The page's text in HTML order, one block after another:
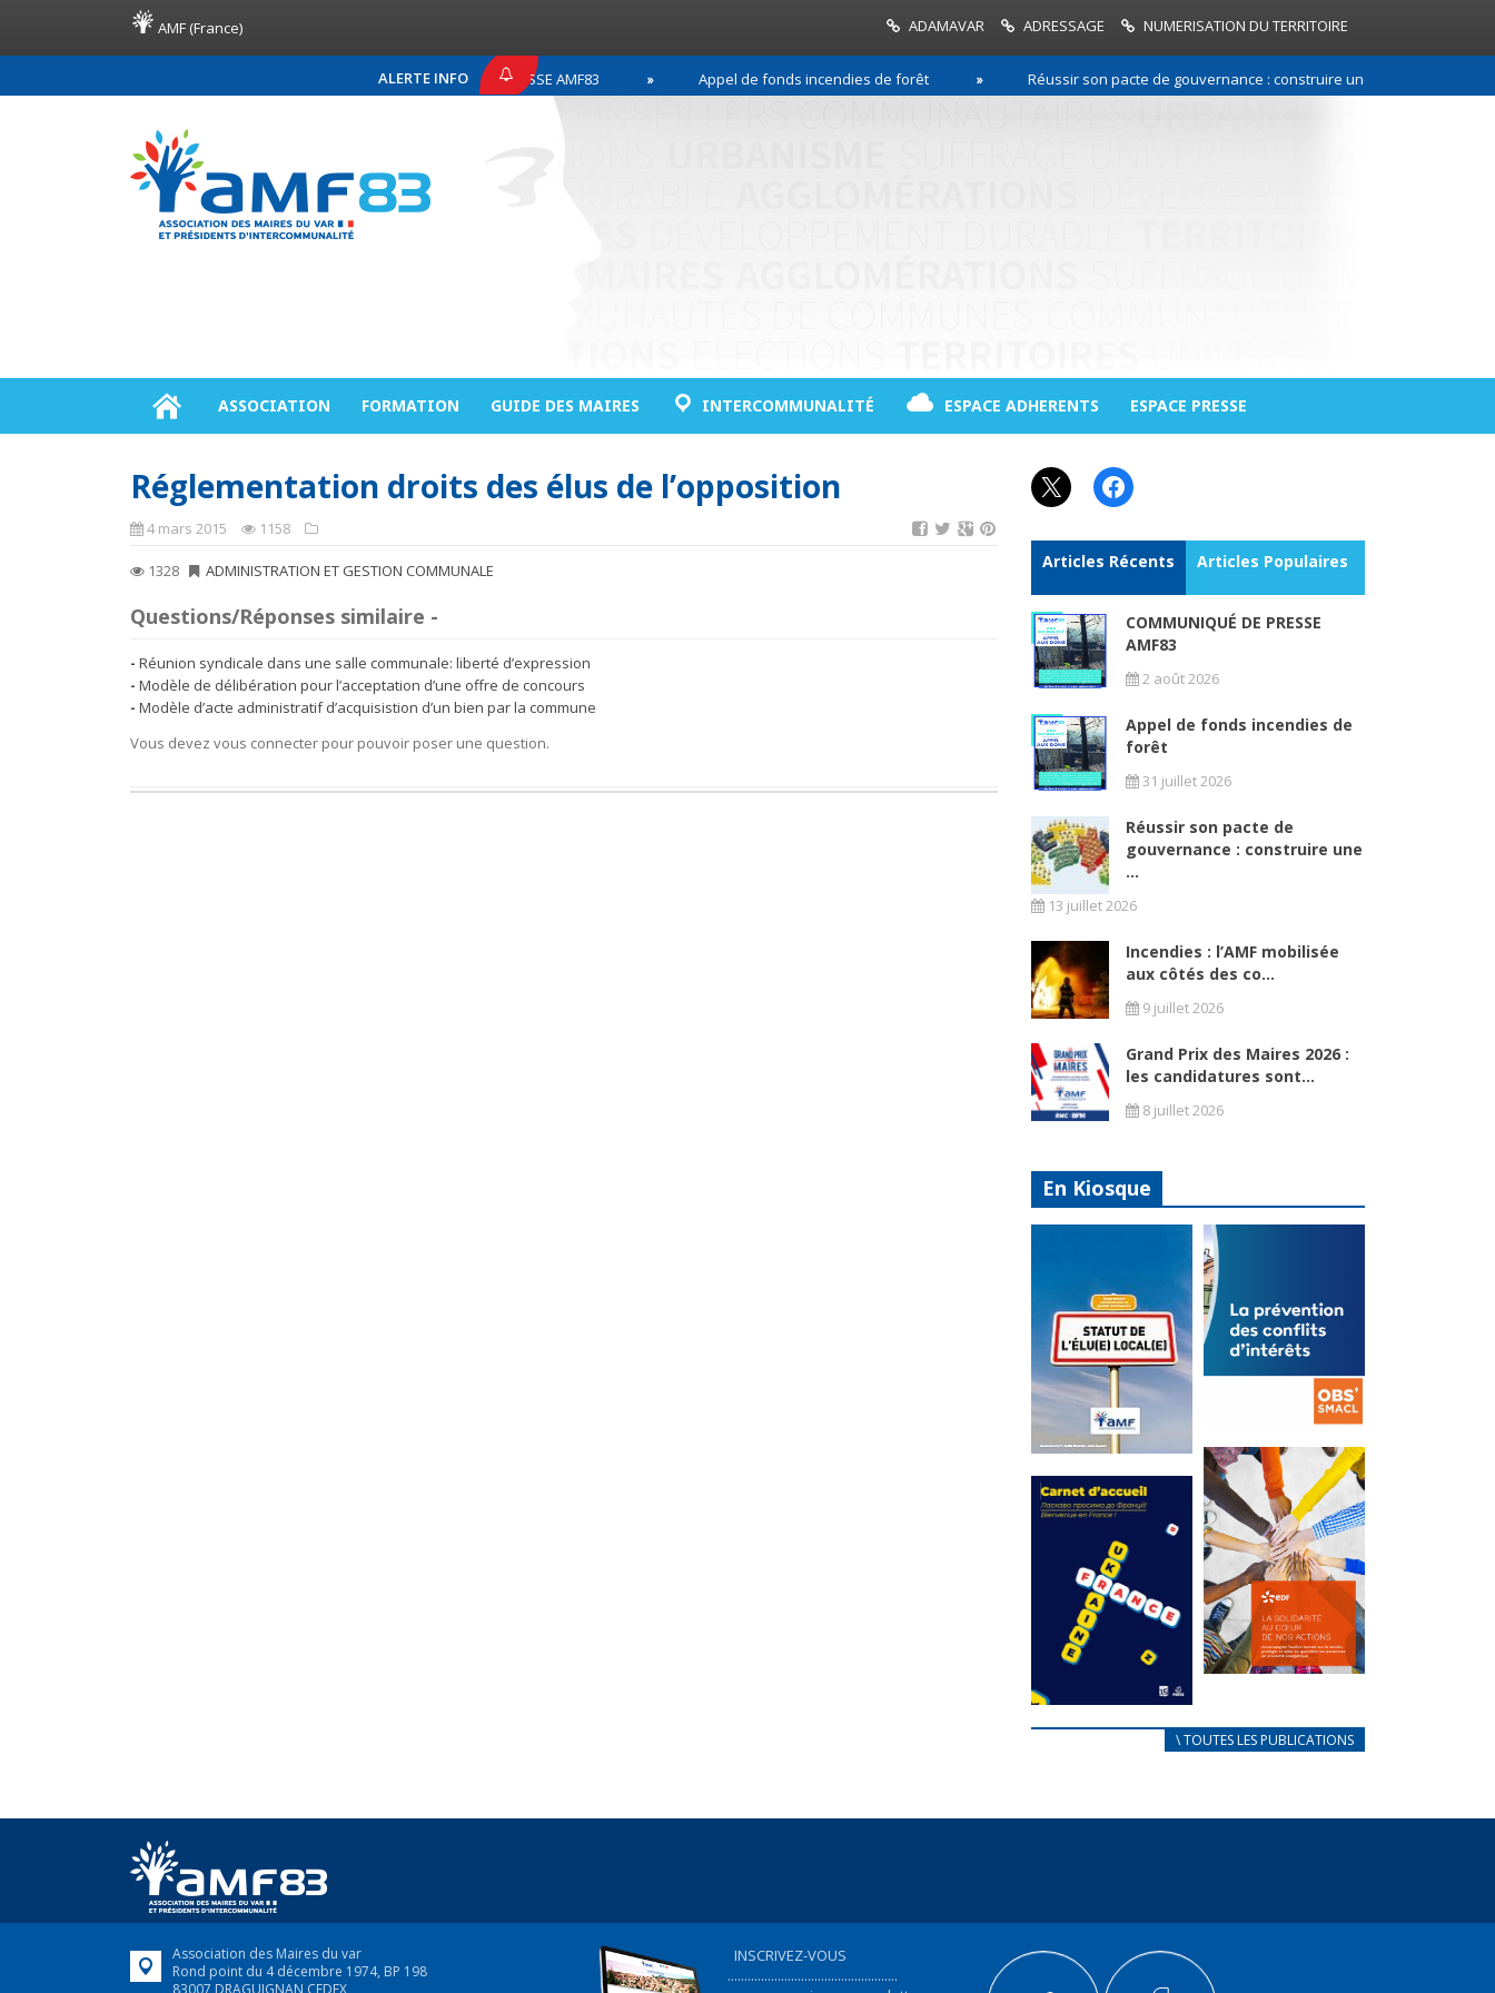
AMF (France) ADAMAVAR ADRESSAGE NUMERISATION DU TERRITOIRE
ALERTE INFO
COMMUNIQUÉ DE PRESSE AMF83 Appel de fonds incendies de forêt Réussir son pacte de gouvernance : construire une relation de
ASSOCIATION FORMATION GUIDE DES MAIRES INTERCOMMUNALITÉ ESPACE ADHERENTS ESPACE PRESSE
Réglementation droits des élus de l’opposition
4 mars 2015 1158
1328 ADMINISTRATION ET GESTION COMMUNALE
Questions/Réponses similaire -
Réunion syndicale dans une salle communale: liberté d’expression
Modèle de délibération pour l’acceptation d’une offre de concours
Modèle d’acte administratif d’acquisistion d’un bien par la commune
Vous devez vous connecter pour pouvoir poser une question.
X Facebook
Articles Récents Articles Populaires
COMMUNIQUÉ DE PRESSE
AMF83
2 août 2026
Appel de fonds incendies de
forêt
31 juillet 2026
Réussir son pacte de
gouvernance : construire une
...
13 juillet 2026
Incendies : l’AMF mobilisée
aux côtés des co...
9 juillet 2026
Grand Prix des Maires 2026 :
les candidatures sont...
8 juillet 2026
En Kiosque
Statut de
l’élu local
Mise à jour avril
2024 232950
Total 0 Votes 0...
FEUILLETER
La
prévention
des conflits
d’intérêts
18 septembre 2023
105226 Total 0
Votes 0 0 Aidez-
nous à
améliorer...
FEUILLETER
au coeur de
nos actions
Votes 0 0 Aidez-
en France,...
FEUILLETER
\ TOUTES LES PUBLICATIONS
Association des Maires du var
Rond point du 4 décembre 1974, BP 198
83007 DRAGUIGNAN CEDEX
INSCRIVEZ-VOUS
...................................................